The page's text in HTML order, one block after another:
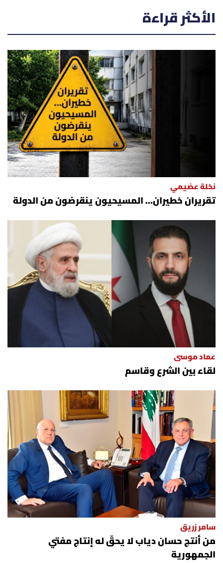
الأكثر قراءة
نخلة عضيمي
تقريران خطيران… المسيحيون ينقرضون من الدولة
عماد موسى
لقاء بين الشرع وقاسم
سامر زريق
من أنتج حسان دياب لا يحقّ له إنتاج مفتي
الجمهورية